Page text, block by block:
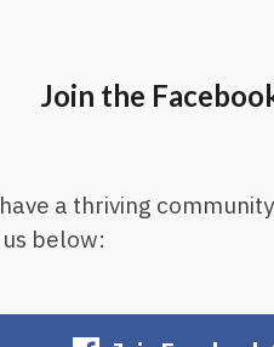
Join the
a thriving
below: